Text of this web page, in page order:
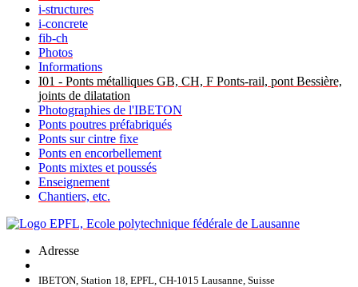
i-structures
i-concrete
fib-ch
Photos
Informations
I01 - Ponts métalliques GB, CH, F Ponts-rail, pont Bessière,
joints de dilatation
Photographies de l'IBETON
Ponts poutres préfabriqués
Ponts sur cintre fixe
Ponts en encorbellement
Ponts mixtes et poussés
Enseignement
Chantiers, etc.
Adresse
IBETON, Station 18, EPFL, CH-1015 Lausanne, Suisse